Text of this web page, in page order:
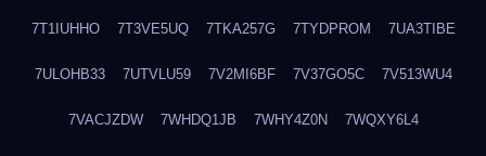
7T1IUHHO 7T3VE5UQ 7TKA257G 7TYDPROM 7UA3TIBE
7ULOHB33 7UTVLU59 7V2MI6BF 7V37GO5C 7V513WU4
7VACJZDW 7WHDQ1JB 7WHY4Z0N 7WQXY6L4